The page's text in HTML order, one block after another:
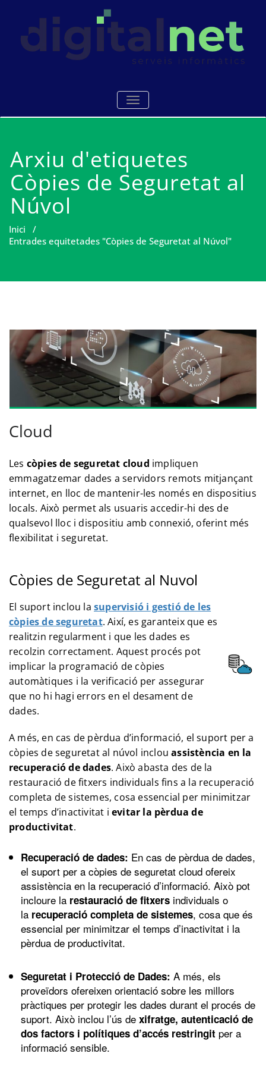
Digitalnet
TOGGLE NAVIGATION
Arxiu d'etiquetes
Còpies de Seguretat al
Núvol
Inici /
Entrades equitetades "Còpies de Seguretat al Núvol"
Cloud
Les còpies de seguretat cloud impliquen
emmagatzemar dades a servidors remots mitjançant
internet, en lloc de mantenir-les només en dispositius
locals. Això permet als usuaris accedir-hi des de
qualsevol lloc i dispositiu amb connexió, oferint més
flexibilitat i seguretat.
Còpies de Seguretat al Nuvol
El suport inclou la supervisió i gestió de les
còpies de seguretat. Així, es garanteix que es
realitzin regularment i que les dades es
recolzin correctament. Aquest procés pot
implicar la programació de còpies
automàtiques i la verificació per assegurar
que no hi hagi errors en el desament de
dades.
A més, en cas de pèrdua d’informació, el suport per a
còpies de seguretat al núvol inclouassistència en la
recuperació de dades. Això abasta des de la
restauració de fitxers individuals fins a la recuperació
completa de sistemes, cosa essencial per minimitzar
el temps d’inactivitat i evitar la pèrdua de
productivitat.
Recuperació de dades: En cas de pèrdua de dades,
el suport per a còpies de seguretat cloud ofereix
assistència en la recuperació d’informació. Això pot
incloure la restauració de fitxers individuals o
la recuperació completa de sistemes, cosa que és
essencial per minimitzar el temps d’inactivitat i la
pèrdua de productivitat.
Seguretat i Protecció de Dades: A més, els
proveïdors ofereixen orientació sobre les millors
pràctiques per protegir les dades durant el procés de
suport. Això inclou l’ús de xifratge, autenticació de
dos factors i polítiques d’accés restringit per a
informació sensible.